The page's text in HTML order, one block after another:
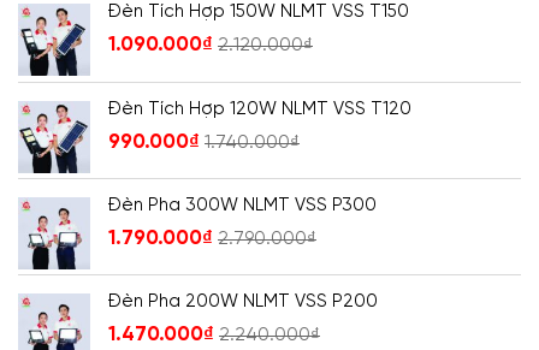
Đèn Tích Hợp 150W NLMT VSS T150
1.090.000₫ 2.120.000₫
Đèn Tích Hợp 120W NLMT VSS T120
990.000₫ 1.740.000₫
Đèn Pha 300W NLMT VSS P300
1.790.000₫ 2.790.000₫
Đèn Pha 200W NLMT VSS P200
1.470.000₫ 2.240.000₫